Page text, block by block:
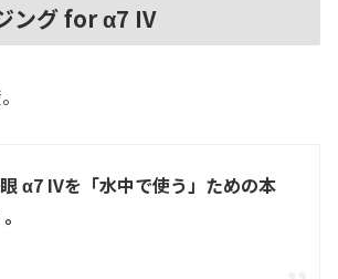
ング for α7 IV
α7 IVを「水中で使う」ための本